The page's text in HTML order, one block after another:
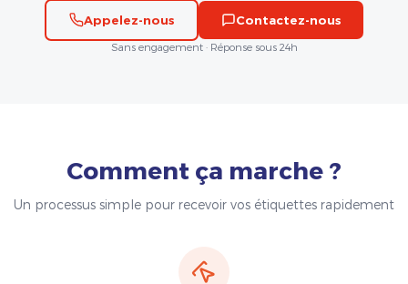
Appelez-nous
Contactez-nous
Sans engagement · Réponse sous 24h
Comment ça marche ?
Un processus simple pour recevoir vos étiquettes rapidement